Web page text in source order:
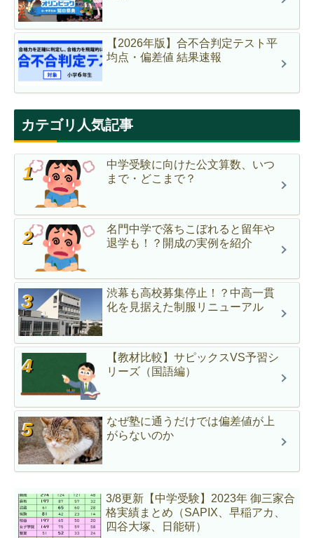
【2026年版】合不合判定テスト平
均点・偏差値 結果速報
カテゴリ人気記事
中学受験に向けた公文算数、いつ
まで・どこまで？
名門中学で落ちこぼれると留年や
退学も！？開成の実例を紹介
渋幕も高校募集停止！？中高一貫
化を見据えた制服リニューアル
【教材比較】サピックスVS予習シ
リーズ（国語編）
なぜ塾に通うだけでは偏差値が上
がらないのか
3/8更新【中学受験】2023年 御三家合
格実績まとめ（SAPIX、早稲アカ、
四谷大塚、日能研）